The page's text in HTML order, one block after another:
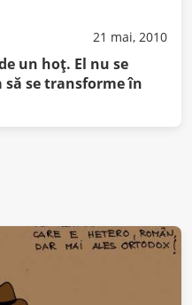
21 mai, 2010
un hoţ. El nu se
se transforme în